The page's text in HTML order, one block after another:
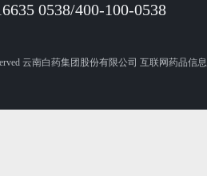
0538/400-100-0538
云南白药集团股份有限公司 互联网药品信